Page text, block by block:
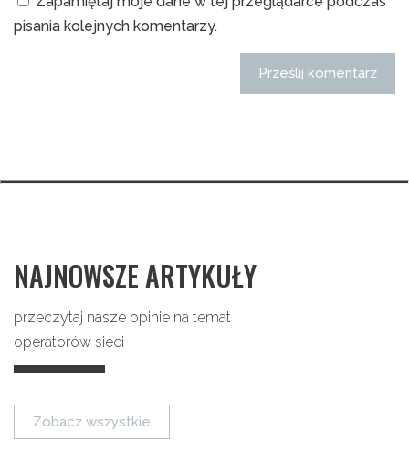
pisania kolejnych komentarzy.
NAJNOWSZE ARTYKUŁY
przeczytaj nasze opinie na temat
operatorów sieci
Zobacz wszystkie